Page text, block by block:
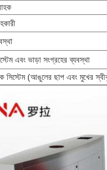
এবং ভাড়া সংগ্রহের ব্যবস্থা
সিস্টেম (আঙুলের ছাপ এবং মুখের